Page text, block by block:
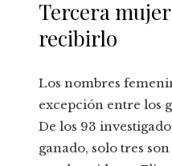
Tercera
recibirlo
Los nombres
excepción entre los
De los 93
ganado, solo tres